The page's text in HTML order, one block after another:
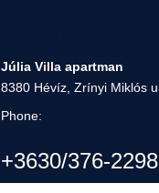
Júlia Villa apartman
8380 Hévíz, Zrínyi Miklós
Phone:
+3630/376-2298